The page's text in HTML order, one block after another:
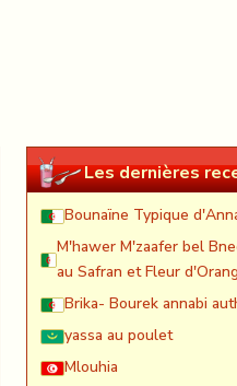
Les dernières
Bounaïne Typique
M'hawer M'zaafer bel
au Safran et Fleur
Brika- Bourek annabi
yassa au poulet
Mlouhia